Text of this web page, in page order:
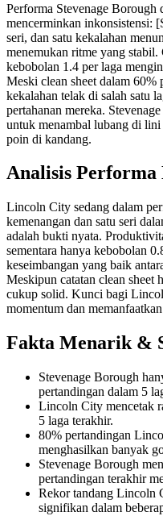
Performa Stevenage Borough
mencerminkan inkonsistensi:
seri, dan satu kekalahan
menemukan ritme yang stabil.
kebobolan 1.4 per laga
Meski clean sheet dalam 60%
kekalahan telak di salah satu
pertahanan mereka.
untuk menambal lubang di
poin di kandang.
Analisis
Lincoln City sedang dalam
kemenangan dan satu seri
adalah bukti nyata.
sementara hanya kebobolan
keseimbangan yang baik
Meskipun catatan clean sheet
cukup solid. Kunci bagi
momentum dan
Fakta Menarik &
Stevenage Borough
pertandingan dalam 5
Lincoln City mencetak
5 laga terakhir.
80% pertandingan
menghasilkan banyak
Stevenage Borough
pertandingan terakhir
Rekor tandang Lincoln
signifikan dalam